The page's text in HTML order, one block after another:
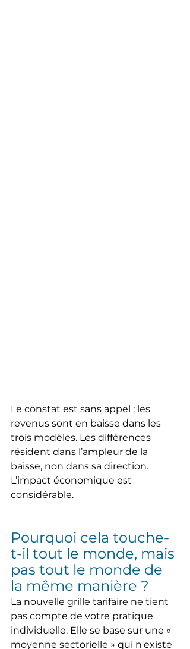
Le constat est sans appel : les
revenus sont en baisse dans les
trois modèles. Les différences
résident dans l’ampleur de la
baisse, non dans sa direction.
L’impact économique est
considérable.
Pourquoi cela touche-
t-il tout le monde, mais
pas tout le monde de
la même manière ?
La nouvelle grille tarifaire ne tient
pas compte de votre pratique
individuelle. Elle se base sur une «
moyenne sectorielle » qui n'existe